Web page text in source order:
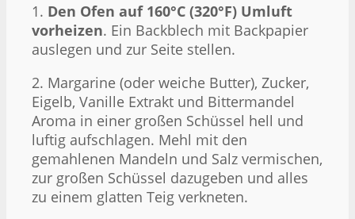
1. Den Ofen auf 160°C (320°F) Umluft
vorheizen. Ein Backblech mit Backpapier
auslegen und zur Seite stellen.
2. Margarine (oder weiche Butter), Zucker,
Eigelb, Vanille Extrakt und Bittermandel
Aroma in einer großen Schüssel hell und
luftig aufschlagen. Mehl mit den
gemahlenen Mandeln und Salz vermischen,
zur großen Schüssel dazugeben und alles
zu einem glatten Teig verkneten.